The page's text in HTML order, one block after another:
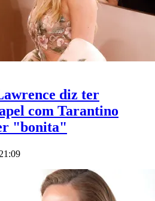
diz ter
com Tarantino
"bonita"